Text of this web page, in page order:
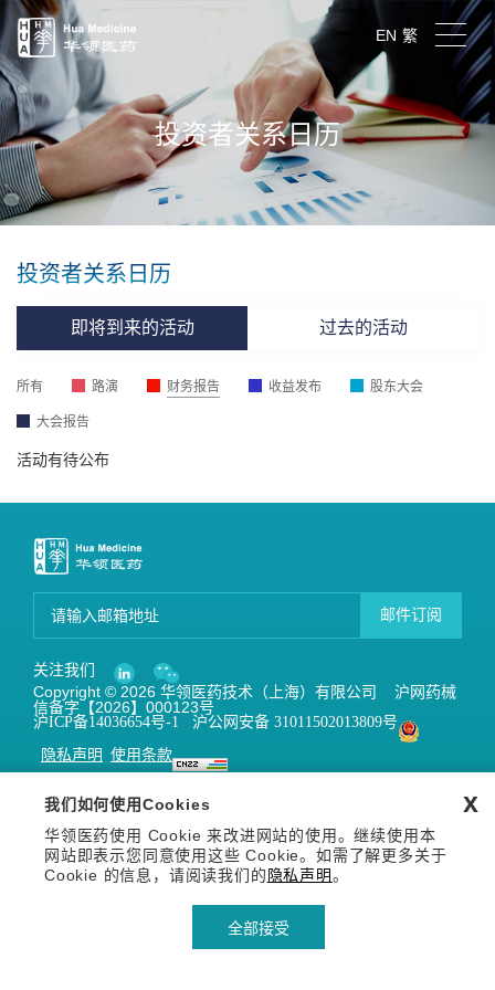
EN 繁
投资者关系日历
投资者关系日历
即将到来的活动 过去的活动
所有 路演 财务报告 收益发布 股东大会
大会报告
活动有待公布
邮件订阅
关注我们
Copyright © 2026 华领医药技术（上海）有限公司 沪网药械
信备字【2026】000123号
沪ICP备14036654号-1
沪公网安备 31011502013809号
隐私声明 使用条款
我们如何使用Cookies
华领医药使用 Cookie 来改进网站的使用。继续使用本
网站即表示您同意使用这些 Cookie。如需了解更多关于
Cookie 的信息，请阅读我们的 隐私声明。
全部接受
x